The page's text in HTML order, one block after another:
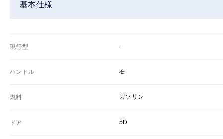
基本仕様
現行型 −
ハンドル 右
燃料 ガソリン
ドア 5D